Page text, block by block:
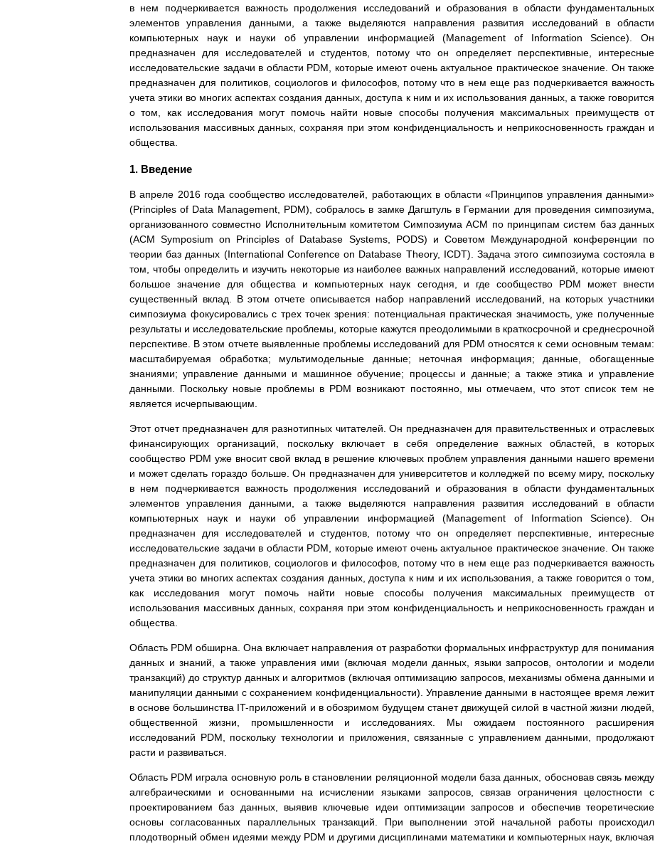
в нем подчеркивается важность продолжения исследований и образования в области фундаментальных
элементов управления данными, а также выделяются направления развития исследований в области
компьютерных наук и науки об управлении информацией (Management of Information Science). Он
предназначен для исследователей и студентов, потому что он определяет перспективные, интересные
исследовательские задачи в области PDM, которые имеют очень актуальное практическое значение. Он также
предназначен для политиков, социологов и философов, потому что в нем еще раз подчеркивается важность
учета этики во многих аспектах создания данных, доступа к ним и их использования данных, а также говорится
о том, как исследования могут помочь найти новые способы получения максимальных преимуществ от
использования массивных данных, сохраняя при этом конфиденциальность и неприкосновенность граждан и
общества.
1. Введение
В апреле 2016 года сообщество исследователей, работающих в области «Принципов управления данными»
(Principles of Data Management, PDM), собралось в замке Дагштуль в Германии для проведения симпозиума,
организованного совместно Исполнительным комитетом Симпозиума ACM по принципам систем баз данных
(ACM Symposium on Principles of Database Systems, PODS) и Советом Международной конференции по
теории баз данных (International Conference on Database Theory, ICDT). Задача этого симпозиума состояла в
том, чтобы определить и изучить некоторые из наиболее важных направлений исследований, которые имеют
большое значение для общества и компьютерных наук сегодня, и где сообщество PDM может внести
существенный вклад. В этом отчете описывается набор направлений исследований, на которых участники
симпозиума фокусировались с трех точек зрения: потенциальная практическая значимость, уже полученные
результаты и исследовательские проблемы, которые кажутся преодолимыми в краткосрочной и среднесрочной
перспективе. В этом отчете выявленные проблемы исследований для PDM относятся к семи основным темам:
масштабируемая обработка; мультимодельные данные; неточная информация; данные, обогащенные
знаниями; управление данными и машинное обучение; процессы и данные; а также этика и управление
данными. Поскольку новые проблемы в PDM возникают постоянно, мы отмечаем, что этот список тем не
является исчерпывающим.
Этот отчет предназначен для разнотипных читателей. Он предназначен для правительственных и отраслевых
финансирующих организаций, поскольку включает в себя определение важных областей, в которых
сообщество PDM уже вносит свой вклад в решение ключевых проблем управления данными нашего времени
и может сделать гораздо больше. Он предназначен для университетов и колледжей по всему миру, поскольку
в нем подчеркивается важность продолжения исследований и образования в области фундаментальных
элементов управления данными, а также выделяются направления развития исследований в области
компьютерных наук и науки об управлении информацией (Management of Information Science). Он
предназначен для исследователей и студентов, потому что он определяет перспективные, интересные
исследовательские задачи в области PDM, которые имеют очень актуальное практическое значение. Он также
предназначен для политиков, социологов и философов, потому что в нем еще раз подчеркивается важность
учета этики во многих аспектах создания данных, доступа к ним и их использования, а также говорится о том,
как исследования могут помочь найти новые способы получения максимальных преимуществ от
использования массивных данных, сохраняя при этом конфиденциальность и неприкосновенность граждан и
общества.
Область PDM обширна. Она включает направления от разработки формальных инфраструктур для понимания
данных и знаний, а также управления ими (включая модели данных, языки запросов, онтологии и модели
транзакций) до структур данных и алгоритмов (включая оптимизацию запросов, механизмы обмена данными и
манипуляции данными с сохранением конфиденциальности). Управление данными в настоящее время лежит
в основе большинства IT-приложений и в обозримом будущем станет движущей силой в частной жизни людей,
общественной жизни, промышленности и исследованиях. Мы ожидаем постоянного расширения
исследований PDM, поскольку технологии и приложения, связанные с управлением данными, продолжают
расти и развиваться.
Область PDM играла основную роль в становлении реляционной модели база данных, обосновав связь между
алгебраическими и основанными на исчислении языками запросов, связав ограничения целостности с
проектированием баз данных, выявив ключевые идеи оптимизации запросов и обеспечив теоретические
основы согласованных параллельных транзакций. При выполнении этой начальной работы происходил
плодотворный обмен идеями между PDM и другими дисциплинами математики и компьютерных наук, включая